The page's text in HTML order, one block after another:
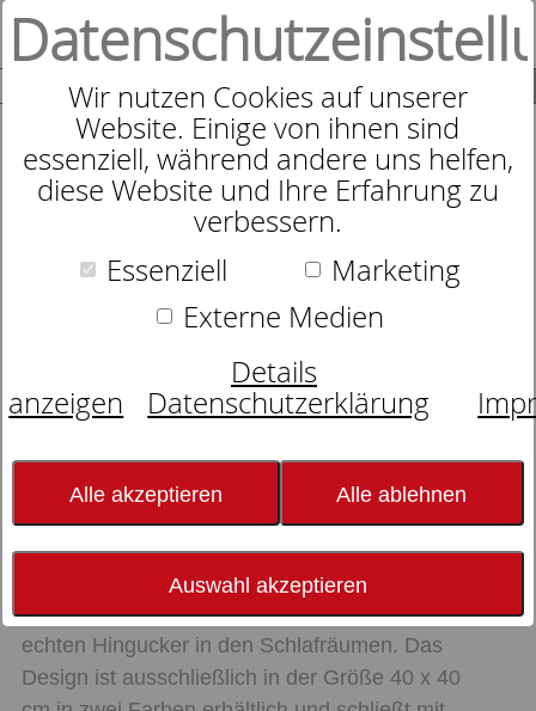
Wir nutzen Cookies auf unserer
Website. Einige von ihnen sind
essenziell, während andere uns helfen,
diese Website und Ihre Erfahrung zu
verbessern.
Essenziell
Marketing
Externe Medien
Details
anzeigen
Datenschutzerklärung
Alle akzeptieren Alle ablehnen
Auswahl akzeptieren
SUCHE
Elegante Bettwäsche Bisou
BISOU heißt Kuss und ist ein echtes Statement
Piece. In Kombination mit den Designs CHERIE
und DOUBLE wird das Nackenkissen zum
echten Hingucker in den Schlafräumen. Das
Design ist ausschließlich in der Größe 40 x 40